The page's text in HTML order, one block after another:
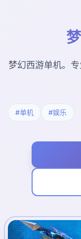
梦幻西游单机。
#单机 #娱乐